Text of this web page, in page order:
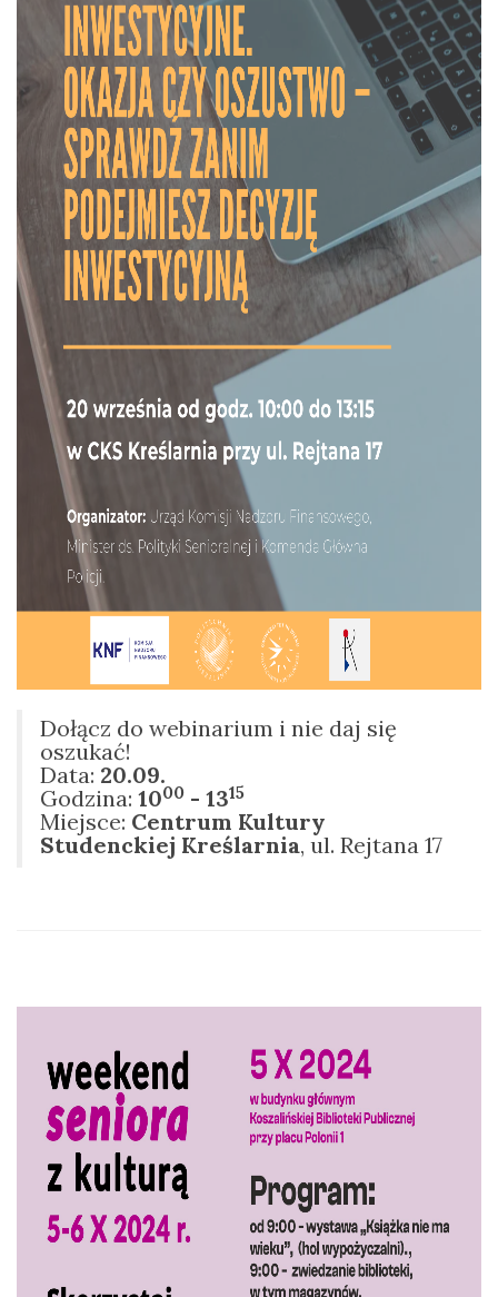
Dołącz do webinarium i nie daj się
oszukać!
Data: 20.09.
Godzina: 1000 - 1315
Miejsce: Centrum Kultury
Studenckiej Kreślarnia, ul. Rejtana 17